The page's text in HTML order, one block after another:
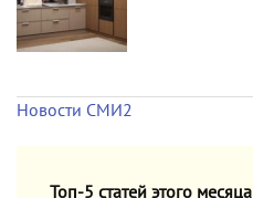
Новости СМИ2
Топ-5 статей этого месяца